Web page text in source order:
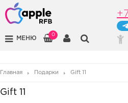
МЕНЮ
0
Главная Подарки Gift 11
Gift 11